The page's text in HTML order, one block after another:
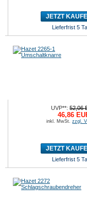
JETZT
Lieferfrist 5
UVP**:52,06
46,86
inkl. MwSt.zzgl.
JETZT
Lieferfrist 5